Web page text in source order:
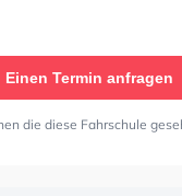
Einen Termin anfragen
die diese Fahrschule